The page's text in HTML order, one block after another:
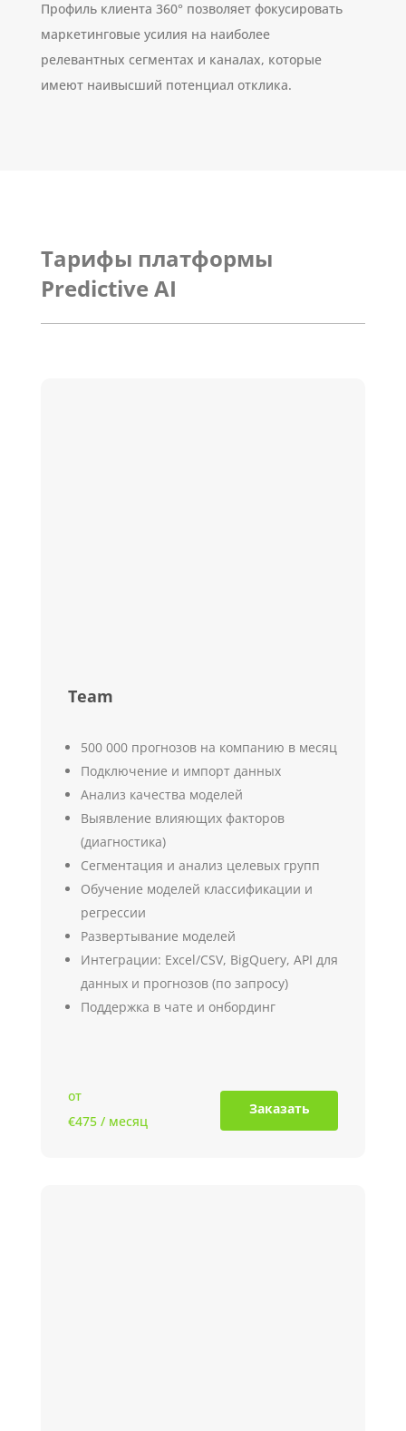
Профиль клиента 360° позволяет фокусировать
маркетинговые усилия на наиболее
релевантных сегментах и каналах, которые
имеют наивысший потенциал отклика.
Тарифы платформы
Predictive AI
Team
500 000 прогнозов на компанию в месяц
Подключение и импорт данных
Анализ качества моделей
Выявление влияющих факторов
(диагностика)
Сегментация и анализ целевых групп
Обучение моделей классификации и
регрессии
Развертывание моделей
Интеграции: Excel/CSV, BigQuery, API для
данных и прогнозов (по запросу)
Поддержка в чате и онбординг
от
€475/ месяц
Заказать